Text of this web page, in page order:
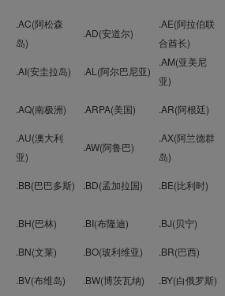
.AC(阿松森
岛)
.AD(安道尔)
.AE(阿拉伯联
合酋长)
.AI(安圭拉岛) .AL(阿尔巴尼亚)
.AM(亚美尼
亚)
.AQ(南极洲) .ARPA(美国) .AR(阿根廷)
.AU(澳大利
亚)
.AW(阿鲁巴)
.AX(阿兰德群
岛)
.BB(巴巴多斯) .BD(孟加拉国) .BE(比利时)
.BH(巴林) .BI(布隆迪) .BJ(贝宁)
.BN(文莱) .BO(玻利维亚) .BR(巴西)
.BV(布维岛) .BW(博茨瓦纳) .BY(白俄罗斯)